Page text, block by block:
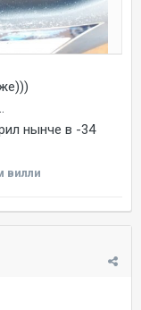
нынче в -34
вилли